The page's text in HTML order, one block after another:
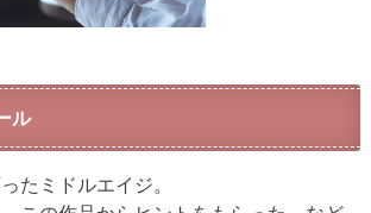
ル
たミドルエイジ。